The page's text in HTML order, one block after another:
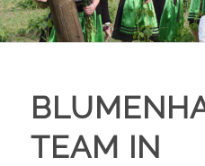
TEAM IN